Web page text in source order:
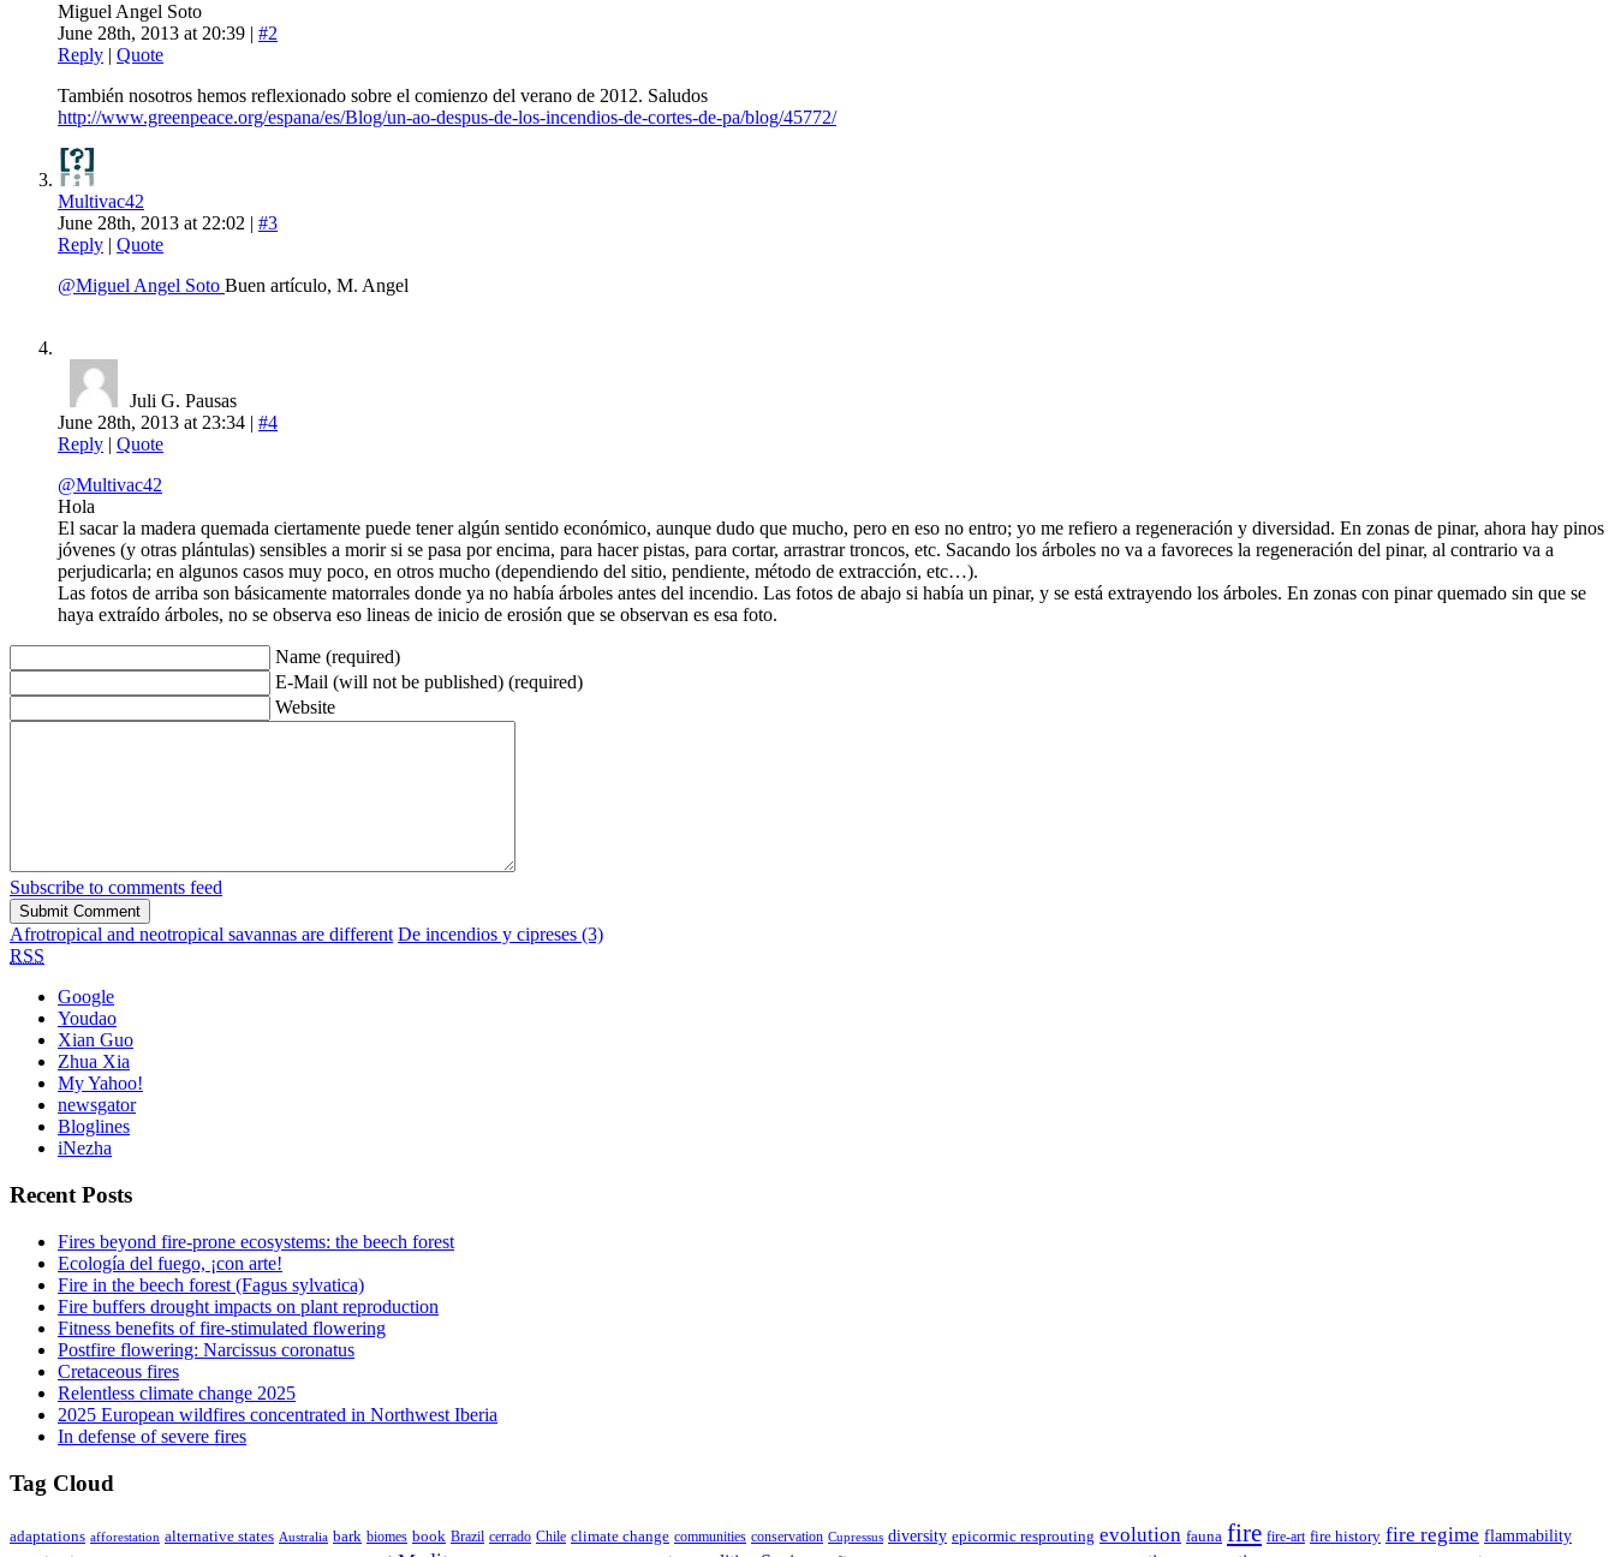
Miguel Angel Soto
June 28th, 2013 at 20:39 | #2
Reply | Quote
También nosotros hemos reflexionado sobre el comienzo del verano de 2012. Saludos
http://www.greenpeace.org/espana/es/Blog/un-ao-despus-de-los-incendios-de-cortes-de-pa/blog/45772/
Multivac42
June 28th, 2013 at 22:02 | #3
Reply | Quote
@Miguel Angel Soto Buen artículo, M. Angel
Juli G. Pausas
June 28th, 2013 at 23:34 | #4
Reply | Quote
@Multivac42
Hola
El sacar la madera quemada ciertamente puede tener algún sentido económico, aunque dudo que mucho, pero en eso no entro; yo me refiero a regeneración y diversidad. En zonas de pinar, ahora hay pinos
jóvenes (y otras plántulas) sensibles a morir si se pasa por encima, para hacer pistas, para cortar, arrastrar troncos, etc. Sacando los árboles no va a favoreces la regeneración del pinar, al contrario va a
perjudicarla; en algunos casos muy poco, en otros mucho (dependiendo del sitio, pendiente, método de extracción, etc…).
Las fotos de arriba son básicamente matorrales donde ya no había árboles antes del incendio. Las fotos de abajo si había un pinar, y se está extrayendo los árboles. En zonas con pinar quemado sin que se
haya extraído árboles, no se observa eso lineas de inicio de erosión que se observan es esa foto.
Name (required)
E-Mail (will not be published) (required)
Website
Subscribe to comments feed
Afrotropical and neotropical savannas are different De incendios y cipreses (3)
RSS
Google
Youdao
Xian Guo
Zhua Xia
My Yahoo!
newsgator
Bloglines
iNezha
Recent Posts
Fires beyond fire-prone ecosystems: the beech forest
Ecología del fuego, ¡con arte!
Fire in the beech forest (Fagus sylvatica)
Fire buffers drought impacts on plant reproduction
Fitness benefits of fire-stimulated flowering
Postfire flowering: Narcissus coronatus
Cretaceous fires
Relentless climate change 2025
2025 European wildfires concentrated in Northwest Iberia
In defense of severe fires
Tag Cloud
adaptations afforestation alternative states Australia bark biomes book Brazil cerrado Chile climate change communities conservation Cupressus diversity epicormic resprouting evolution fauna fire fire-art fire history fire regime flammability